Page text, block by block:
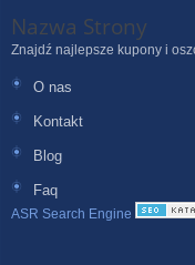
Nazwa Strony
Znajdź najlepsze kupony i
O nas
Kontakt
Blog
Faq
ASR Search Engine